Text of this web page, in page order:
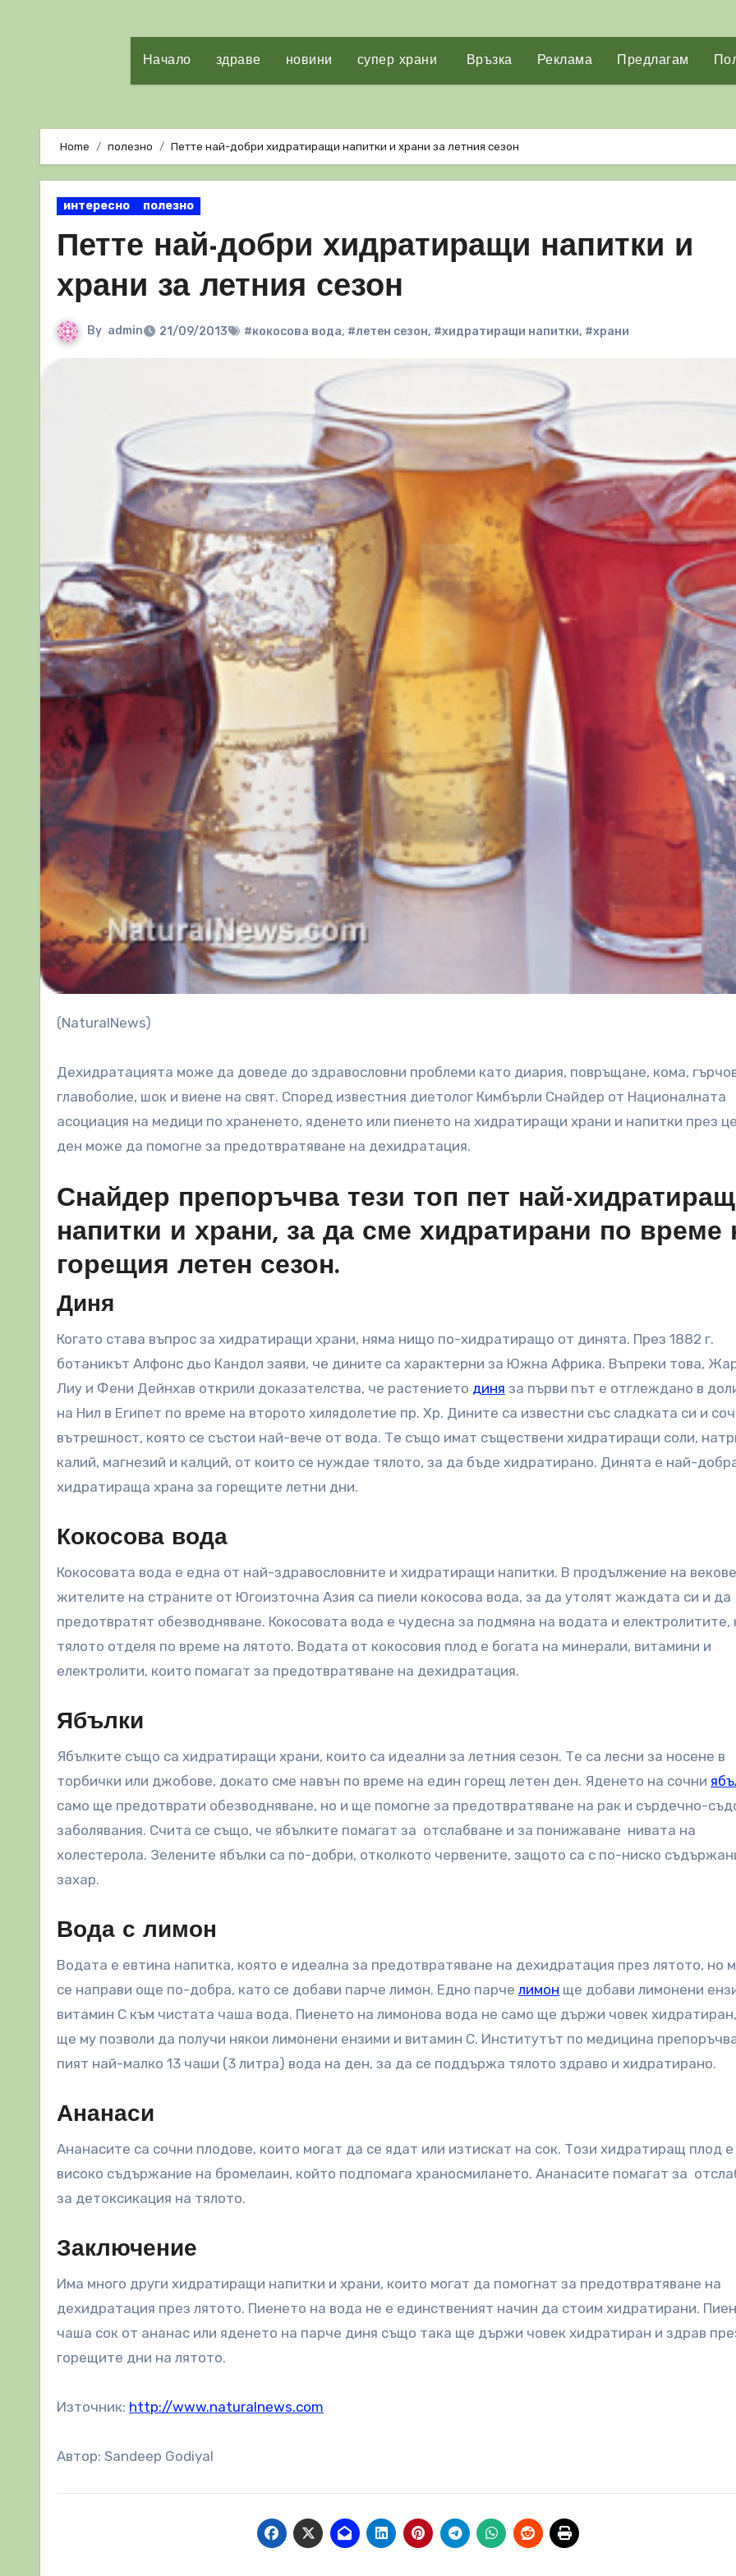
Начало здраве новини супер храни Връзка Реклама Предлагам
Home полезно Петте най-добри хидратиращи напитки и храни за летния сезон
интересно полезно
Петте най-добри хидратиращи напитки и
храни за летния сезон
By admin 21/09/2013 #кокосова вода, #летен сезон, #хидратиращи напитки, #храни
(NaturalNews)
Дехидратацията може да доведе до здравословни проблеми като диария, повръщане, кома,
главоболие, шок и виене на свят. Според известния диетолог Кимбърли Снайдер от Националната
асоциация на медици по храненето, яденето или пиенето на хидратиращи храни и напитки през
ден може да помогне за предотвратяване на дехидратация.
Снайдер препоръчва тези топ пет най-
напитки и храни, за да сме хидратирани по време
горещия летен сезон.
Диня
Когато става въпрос за хидратиращи храни, няма нищо по-хидратиращо от динята. През 1882 г.
ботаникът Алфонс дьо Кандол заяви, че дините са характерни за Южна Африка. Въпреки това,
Лиу и Фени Дейнхав открили доказателства, че растението диня за първи път е отглеждано в
на Нил в Египет по време на второто хилядолетие пр. Хр. Дините са известни със сладката си и
вътрешност, която се състои най-вече от вода. Те също имат съществени хидратиращи соли,
калий, магнезий и калций, от които се нуждае тялото, за да бъде хидратирано. Динята е най-
хидратираща храна за горещите летни дни.
Кокосова вода
Кокосовата вода е една от най-здравословните и хидратиращи напитки. В продължение на
жителите на страните от Югоизточна Азия са пиели кокосова вода, за да утолят жаждата си и да
предотвратят обезводняване. Кокосовата вода е чудесна за подмяна на водата и електролитите,
тялото отделя по време на лятото. Водата от кокосовия плод е богата на минерали, витамини и
електролити, които помагат за предотвратяване на дехидратация.
Ябълки
Ябълките също са хидратиращи храни, които са идеални за летния сезон. Те са лесни за носене в
торбички или джобове, докато сме навън по време на един горещ летен ден. Яденето на сочни
само ще предотврати обезводняване, но и ще помогне за предотвратяване на рак и сърдечно-
заболявания. Счита се също, че ябълките помагат за отслабване и за понижаване нивата на
холестерола. Зелените ябълки са по-добри, отколкото червените, защото са с по-ниско
захар.
Вода с лимон
Водата е евтина напитка, която е идеална за предотвратяване на дехидратация през лятото, но
се направи още по-добра, като се добави парче лимон. Едно парче лимон ще добави лимонени
витамин С към чистата чаша вода. Пиенето на лимонова вода не само ще държи човек
ще му позволи да получи някои лимонени ензими и витамин С. Институтът по медицина
пият най-малко 13 чаши (3 литра) вода на ден, за да се поддържа тялото здраво и хидратирано.
Ананаси
Ананасите са сочни плодове, които могат да се ядат или изтискат на сок. Този хидратиращ плод е
високо съдържание на бромелаин, който подпомага храносмилането. Ананасите помагат за
за детоксикация на тялото.
Заключение
Има много други хидратиращи напитки и храни, които могат да помогнат за предотвратяване на
дехидратация през лятото. Пиенето на вода не е единственият начин да стоим хидратирани.
чаша сок от ананас или яденето на парче диня също така ще държи човек хидратиран и здрав
горещите дни на лятото.
Източник: http://www.naturalnews.com
Автор: Sandeep Godiyal